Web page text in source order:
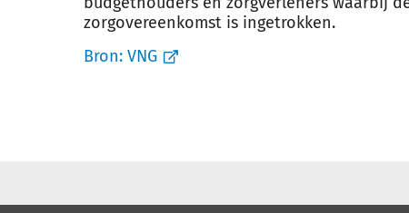
zorgovereenkomst is ingetrokken.
Bron: VNG